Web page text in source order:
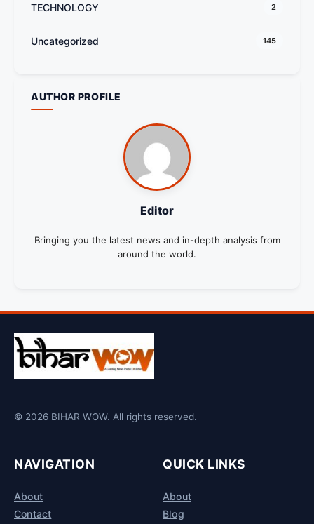
TECHNOLOGY 2
Uncategorized 145
AUTHOR PROFILE
Editor
Bringing you the latest news and in-depth analysis from
around the world.
© 2026 BIHAR WOW. All rights reserved.
NAVIGATION
About
Contact
QUICK LINKS
About
Blog